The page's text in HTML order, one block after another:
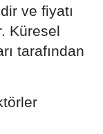
ve fiyatı
Küresel
tarafından